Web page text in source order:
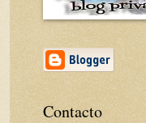
Contacto